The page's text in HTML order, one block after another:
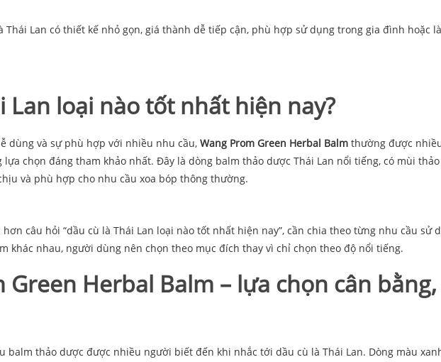
Thái Lan có thiết kế nhỏ gọn, giá thành dễ tiếp cận, phù hợp sử dụng trong gia đình hoặc
Lan loại nào tốt nhất hiện nay?
dùng và sự phù hợp với nhiều nhu cầu, Wang Prom Green Herbal Balm thường được
chọn đáng tham khảo nhất. Đây là dòng balm thảo dược Thái Lan nổi tiếng, có mùi thảo
và phù hợp cho nhu cầu xoa bóp thông thường.
câu hỏi “dầu cù là Thái Lan loại nào tốt nhất hiện nay”, cần chia theo từng nhu cầu sử
khác nhau, người dùng nên chọn theo mục đích thay vì chỉ chọn theo độ nổi tiếng.
Green Herbal Balm – lựa chọn cân bằng,
balm thảo dược được nhiều người biết đến khi nhắc tới dầu cù là Thái Lan. Dòng màu